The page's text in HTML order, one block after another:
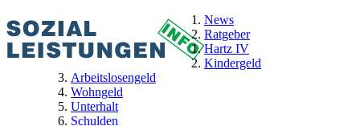
News
Ratgeber
Hartz IV
Kindergeld
Arbeitslosengeld
Wohngeld
Unterhalt
Schulden